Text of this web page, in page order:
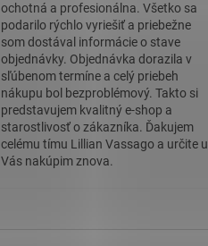
ochotná a profesionálna. Všetko sa
podarilo rýchlo vyriešiť a priebežne
som dostával informácie o stave
objednávky. Objednávka dorazila v
sľúbenom termíne a celý priebeh
nákupu bol bezproblémový. Takto si
predstavujem kvalitný e-shop a
starostlivosť o zákazníka. Ďakujem
celému tímu Lillian Vassago a určite u
Vás nakúpim znova.